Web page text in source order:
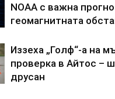
NOAA с важна
геомагнитната
Иззеха „Голф“-а на
проверка в Айтос –
друсан